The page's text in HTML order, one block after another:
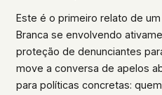
Este é o primeiro relato de
Branca se envolvendo
proteção de denunciantes
move a conversa de apelos
para políticas concretas: